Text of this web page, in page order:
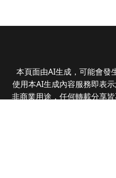
本頁面由AI生成，可能會發
使用本AI生成內容服務即表
非商業用途，任何轉載分享